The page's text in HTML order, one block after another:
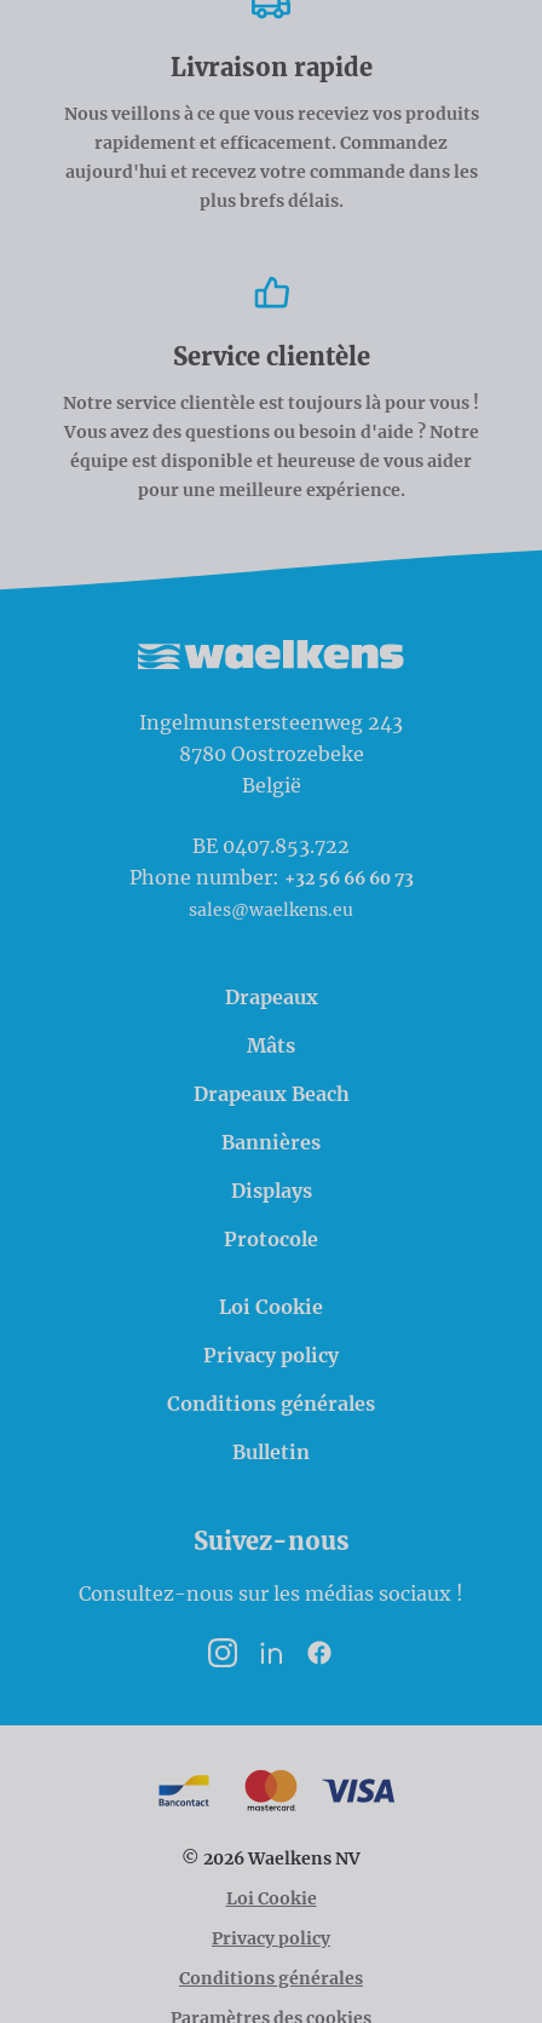
Livraison rapide
Nous veillons à ce que vous receviez vos produits
rapidement et efficacement. Commandez
aujourd'hui et recevez votre commande dans les
plus brefs délais.
Service clientèle
Notre service clientèle est toujours là pour vous !
Vous avez des questions ou besoin d'aide ? Notre
équipe est disponible et heureuse de vous aider
pour une meilleure expérience.
Ingelmunstersteenweg 243
8780 Oostrozebeke
België
BE 0407.853.722
Phone number: +32 56 66 60 73
sales@waelkens.eu
Drapeaux
Mâts
Drapeaux Beach
Bannières
Displays
Protocole
Loi Cookie
Privacy policy
Conditions générales
Bulletin
Suivez-nous
Consultez-nous sur les médias sociaux !
InstagramLinkedInFacebook
© 2026 Waelkens NV
Loi Cookie
Privacy policy
Conditions générales
Paramètres des cookies
Modalités de paiement
BancontactMasterCard
VISA